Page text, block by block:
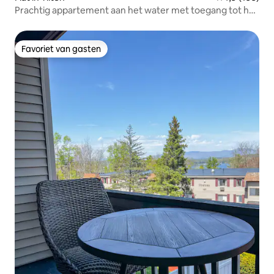
Prachtig appartement aan het water met toegang tot het
Favoriet van gasten
Favoriet van gasten